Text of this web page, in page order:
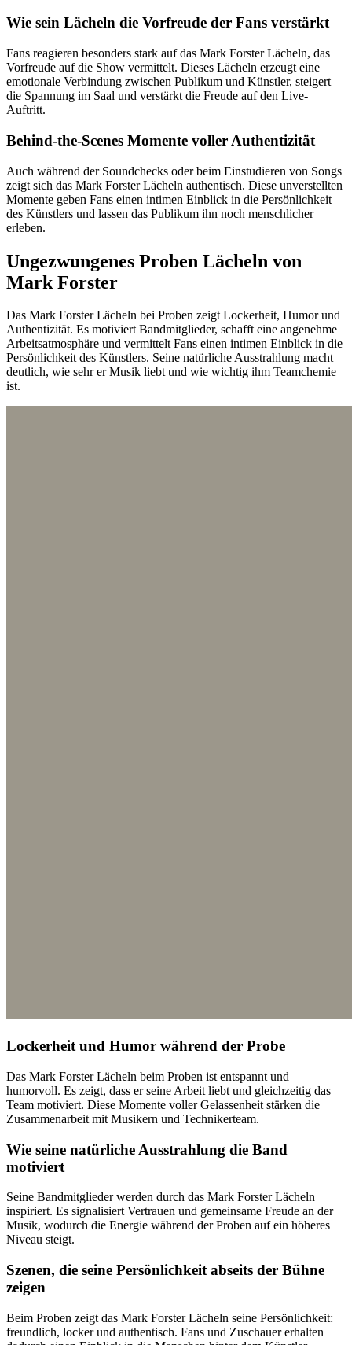
Wie sein Lächeln die Vorfreude der Fans verstärkt
Fans reagieren besonders stark auf das Mark Forster Lächeln, das
Vorfreude auf die Show vermittelt. Dieses Lächeln erzeugt eine
emotionale Verbindung zwischen Publikum und Künstler, steigert
die Spannung im Saal und verstärkt die Freude auf den Live-
Auftritt.
Behind-the-Scenes Momente voller Authentizität
Auch während der Soundchecks oder beim Einstudieren von Songs
zeigt sich das Mark Forster Lächeln authentisch. Diese unverstellten
Momente geben Fans einen intimen Einblick in die Persönlichkeit
des Künstlers und lassen das Publikum ihn noch menschlicher
erleben.
Ungezwungenes Proben Lächeln von
Mark Forster
Das Mark Forster Lächeln bei Proben zeigt Lockerheit, Humor und
Authentizität. Es motiviert Bandmitglieder, schafft eine angenehme
Arbeitsatmosphäre und vermittelt Fans einen intimen Einblick in die
Persönlichkeit des Künstlers. Seine natürliche Ausstrahlung macht
deutlich, wie sehr er Musik liebt und wie wichtig ihm Teamchemie
ist.
Lockerheit und Humor während der Probe
Das Mark Forster Lächeln beim Proben ist entspannt und
humorvoll. Es zeigt, dass er seine Arbeit liebt und gleichzeitig das
Team motiviert. Diese Momente voller Gelassenheit stärken die
Zusammenarbeit mit Musikern und Technikerteam.
Wie seine natürliche Ausstrahlung die Band
motiviert
Seine Bandmitglieder werden durch das Mark Forster Lächeln
inspiriert. Es signalisiert Vertrauen und gemeinsame Freude an der
Musik, wodurch die Energie während der Proben auf ein höheres
Niveau steigt.
Szenen, die seine Persönlichkeit abseits der Bühne
zeigen
Beim Proben zeigt das Mark Forster Lächeln seine Persönlichkeit:
freundlich, locker und authentisch. Fans und Zuschauer erhalten